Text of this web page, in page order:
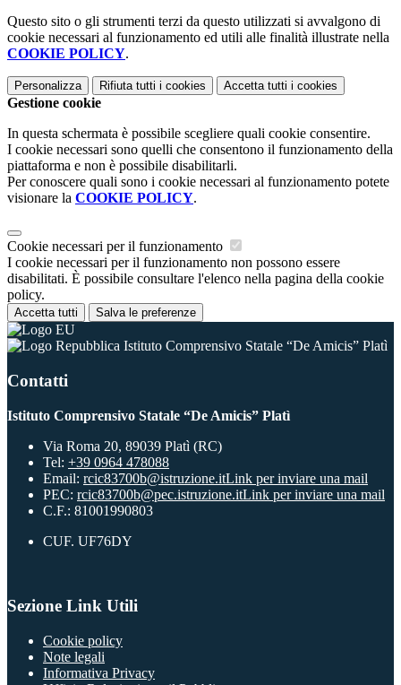
Questo sito o gli strumenti terzi da questo utilizzati si avvalgono di
cookie necessari al funzionamento ed utili alle finalità illustrate nella
COOKIE POLICY.
Personalizza Rifiuta tutti i cookies Accetta tutti i cookies
Gestione cookie
In questa schermata è possibile scegliere quali cookie consentire.
I cookie necessari sono quelli che consentono il funzionamento della
piattaforma e non è possibile disabilitarli.
Per conoscere quali sono i cookie necessari al funzionamento potete
visionare la COOKIE POLICY.
Cookie necessari per il funzionamento
I cookie necessari per il funzionamento non possono essere
disabilitati. È possibile consultare l'elenco nella pagina della cookie
policy.
Accetta tutti Salva le preferenze
Istituto Comprensivo Statale “De Amicis” Platì
Contatti
Istituto Comprensivo Statale “De Amicis” Platì
Via Roma 20, 89039 Platì (RC)
Tel: +39 0964 478088
Email: rcic83700b@istruzione.itLink per inviare una mail
PEC: rcic83700b@pec.istruzione.itLink per inviare una mail
C.F.: 81001990803
CUF. UF76DY
Sezione Link Utili
Cookie policy
Note legali
Informativa Privacy